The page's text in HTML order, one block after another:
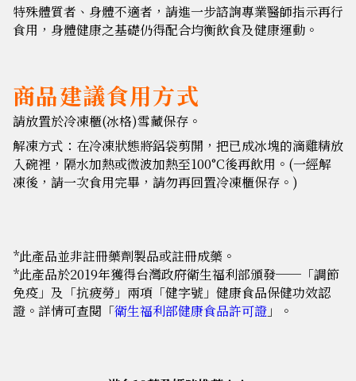
特殊體質者、身體不適者，請進一步諮詢專業醫師指示再行
食用，身體健康之基礎仍得配合均衡飲食及健康運動。
商品建議食用方式
請放置於冷凍櫃(冰格)雪藏保存。
解凍方式：在冷凍狀態將鋁袋剪開，把已成冰塊的滴雞精放
入碗裡，隔水加熱或微波加熱至100°C後再飲用。(一經解
凍後，請一次食用完畢，請勿再回置冷凍櫃保存。)
*此產品並非註冊藥劑製品或註冊成藥。
*此產品於2019年獲得台灣政府衛生福利部頒發──「調節
免疫」及「抗疲勞」兩項「健字號」健康食品保健功效認
證。詳情可查閱「衛生福利部健康食品許可證 」。